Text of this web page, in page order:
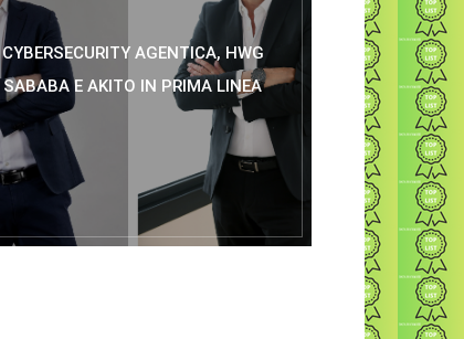
CYBERSECURITY AGENTICA, HWG
SABABA E AKITO IN PRIMA LINEA